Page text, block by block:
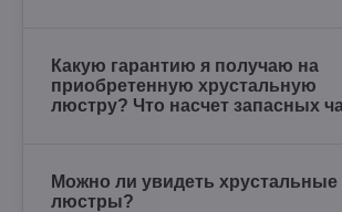
Какую гарантию я получаю на
приобретенную хрустальную
люстру? Что насчет запасных
Можно ли увидеть хрустальные
люстры?